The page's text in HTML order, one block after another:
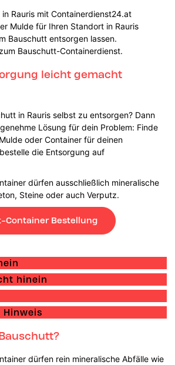
Rauris mit Containerdienst24.at
Mulde für Ihren Standort in Rauris
Bauschutt entsorgen lassen.
Bauschutt-Containerdienst.
leicht gemacht
in Rauris selbst zu entsorgen? Dann
Lösung für dein Problem: Finde
oder Container für deinen
die Entsorgung auf
dürfen ausschließlich mineralische
Steine oder auch Verputz.
Container Bestellung
hinein
Hinweis
dürfen rein mineralische Abfälle wie